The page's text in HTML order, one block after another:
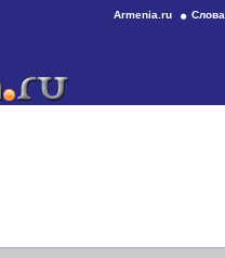
Armenia.ru